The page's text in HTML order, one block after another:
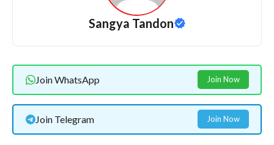
Sangya Tandon
Join WhatsApp Join Now
Join Telegram Join Now